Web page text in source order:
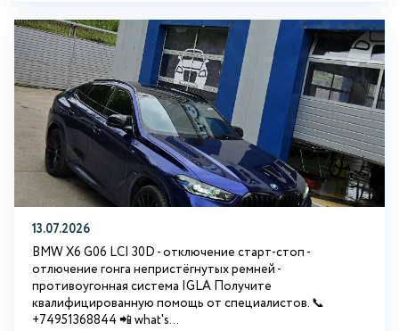
13.07.2026
BMW X6 G06 LCI 30D - отключение старт-стоп -
отлючение гонга непристёгнутых ремней -
противоугонная система IGLA Получите
квалифицированную помощь от специалистов. 📞
+74951368844 📲 what's...